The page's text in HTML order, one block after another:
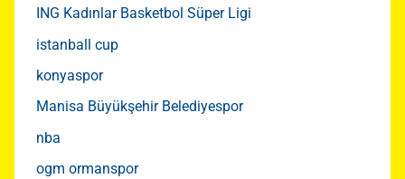
ING Kadınlar Basketbol Süper Ligi
istanball cup
konyaspor
Manisa Büyükşehir Belediyespor
nba
ogm ormanspor